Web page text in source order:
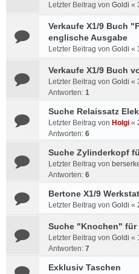
Letzter Beitrag von Goldi «
Verkaufe X1/9 Buch
englische Ausgabe
Letzter Beitrag von Goldi «
Verkaufe X1/9 Buch
Letzter Beitrag von Goldi «
Antworten: 1
Suche Relaissatz
Letzter Beitrag von Holgi «
Antworten: 6
Suche Zylinderkopf
Letzter Beitrag von
Antworten: 6
Bertone X1/9
Letzter Beitrag von Goldi «
Suche "Knochen" für
Letzter Beitrag von Goldi «
Antworten: 7
Exklusiv Taschen